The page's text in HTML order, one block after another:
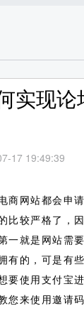
实现论
17 19:49:39
商网站都会申
比较严格了，
一就是网站需
有的，可是有
要使用支付宝
您来使用邀请